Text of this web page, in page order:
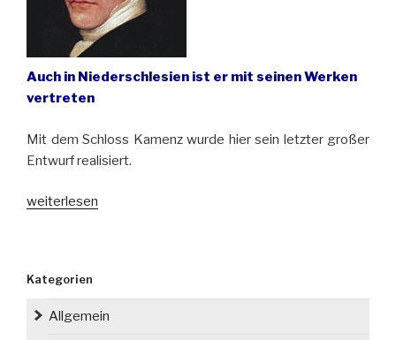
Auch in Niederschlesien ist er mit seinen Werken
vertreten
Mit dem Schloss Kamenz wurde hier sein letzter großer
Entwurf realisiert.
„Vor
der
berühmte
weiterlesen
Kategorien
Allgemein